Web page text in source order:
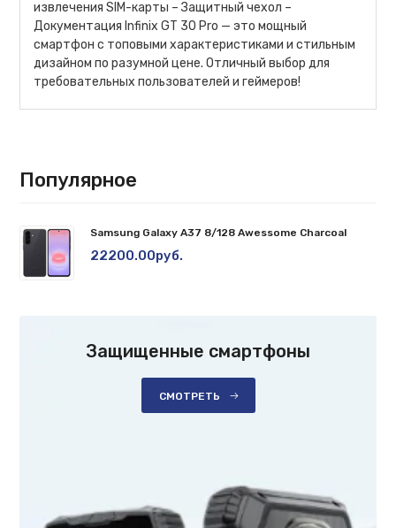
извлечения SIM-карты – Защитный чехол –
Документация Infinix GT 30 Pro — это мощный
смартфон с топовыми характеристиками и стильным
дизайном по разумной цене. Отличный выбор для
требовательных пользователей и геймеров!
Популярное
Samsung Galaxy A37 8/128 Awessome Charcoal
22200.00руб.
Защищенные смартфоны
СМОТРЕТЬ